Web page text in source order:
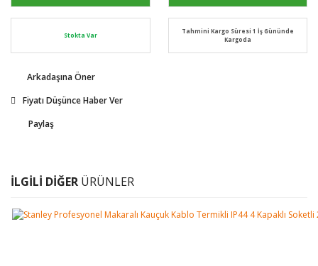
Stokta Var
Tahmini Kargo Süresi 1 İş Gününde
Kargoda
Arkadaşına Öner
Fiyatı Düşünce Haber Ver
Paylaş
İLGİLİ DİĞER ÜRÜNLER